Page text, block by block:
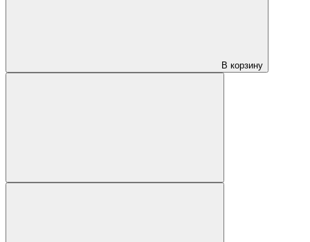
В корзину